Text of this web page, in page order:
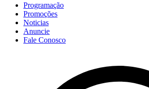
Programação
Promoções
Noticias
Anuncie
Fale Conosco